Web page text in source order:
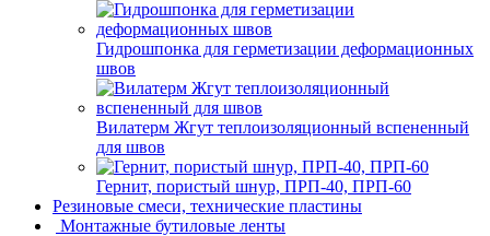
Гидрошпонка для герметизации деформационных
швов
Вилатерм Жгут теплоизоляционный вспененный
для швов
Гернит, пористый шнур, ПРП-40, ПРП-60
Резиновые смеси, технические пластины
Монтажные бутиловые ленты